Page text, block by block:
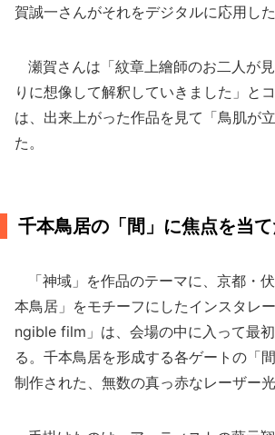
賀誠一さんがそれをデジタルに応用した
瀬賀さんは「紋章上繪師のお二人が
りに想像して解釈していきました」と
は、出来上がった作品を見て「鳥肌が
た。
千本鳥居の「間」に焦点を当
「神域」を作品のテーマに、京都・
本鳥居」をモチーフにしたインスタレ
ngible film」は、会場の中に入って最
る。千本鳥居を形成する各ゲートの「
制作された、無数の真っ赤なレーザー